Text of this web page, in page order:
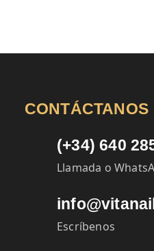
CONTÁCTANOS
(+34) 640
Llamada o
Escríbenos